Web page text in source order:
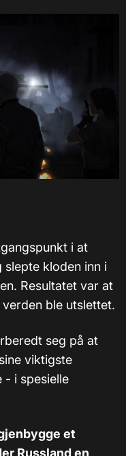
i at
slepte kloden inn i
Resultatet var at
ble utslettet.
seg på at
viktigste
- i spesielle
et
Russland en